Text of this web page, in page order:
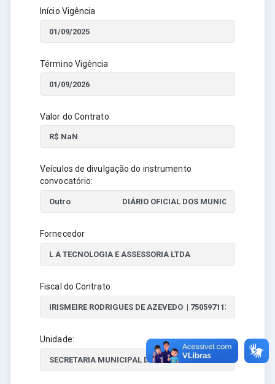
Início Vigência
Término Vigência
Valor do Contrato
Veículos de divulgação do instrumento
convocatório:
Fornecedor
Fiscal do Contrato
Unidade: